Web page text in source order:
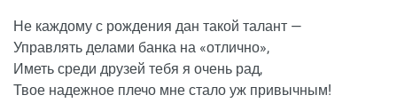
Не каждому с рождения дан такой талант —
Управлять делами банка на «отлично»,
Иметь среди друзей тебя я очень рад,
Твое надежное плечо мне стало уж привычным!